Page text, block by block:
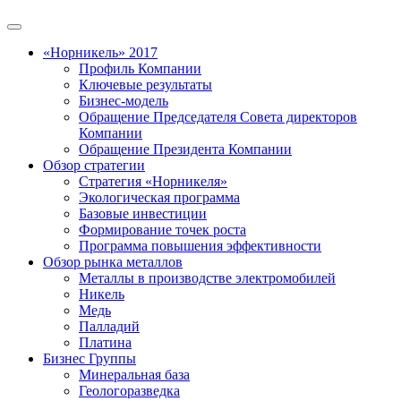
«Норникель» 2017
Профиль Компании
Ключевые результаты
Бизнес-модель
Обращение Председателя Совета директоров
Компании
Обращение Президента Компании
Обзор стратегии
Стратегия «Норникеля»
Экологическая программа
Базовые инвестиции
Формирование точек роста
Программа повышения эффективности
Обзор рынка металлов
Металлы в производстве электромобилей
Никель
Медь
Палладий
Платина
Бизнес Группы
Минеральная база
Геологоразведка